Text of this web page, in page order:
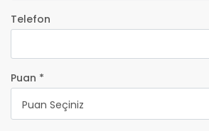
Telefon
Puan *
Puan Seçiniz